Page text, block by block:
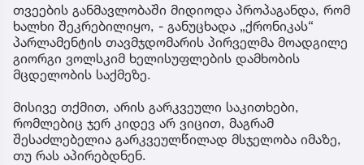
თვეების განმავლობაში მიდიოდა პროპაგანდა, რომ
ხალხი შეკრებილიყო, - განუცხადა „ქრონიკას“
პარლამენტის თავმჯდომარის პირველმა მოადგილე
გიორგი ვოლსკიმ ხელისუფლების დამხობის
მცდელობის საქმეზე.
მისივე თქმით, არის გარკვეული საკითხები,
რომლებიც ჯერ კიდევ არ ვიცით, მაგრამ
შესაძლებელია გარკვეულწილად მსჯელობა იმაზე,
თუ რას აპირებდნენ.